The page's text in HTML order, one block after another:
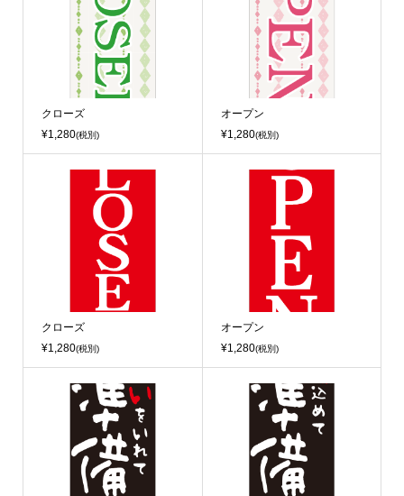
クローズ
¥1,280(税別)
オープン
¥1,280(税別)
クローズ
¥1,280(税別)
オープン
¥1,280(税別)